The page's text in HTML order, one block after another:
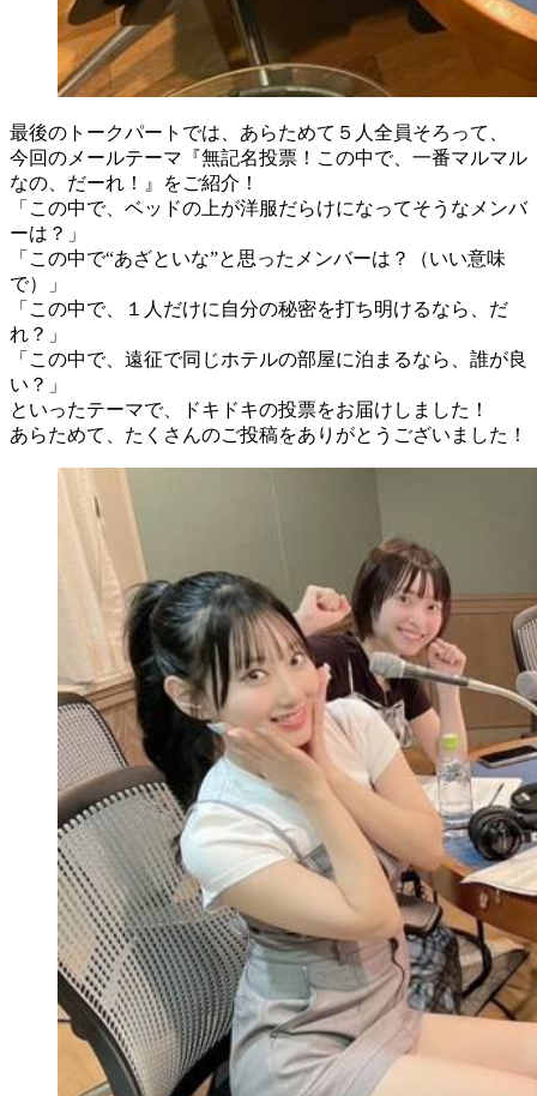
最後のトークパートでは、あらためて５人全員そろって、
今回のメールテーマ『無記名投票！この中で、一番マルマル
なの、だーれ！』をご紹介！
「この中で、ベッドの上が洋服だらけになってそうなメンバ
ーは？」
「この中で“あざといな”と思ったメンバーは？（いい意味
で）」
「この中で、１人だけに自分の秘密を打ち明けるなら、だ
れ？」
「この中で、遠征で同じホテルの部屋に泊まるなら、誰が良
い？」
といったテーマで、ドキドキの投票をお届けしました！
あらためて、たくさんのご投稿をありがとうございました！